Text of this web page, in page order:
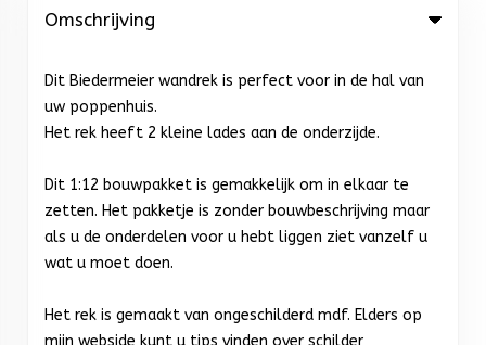
Omschrijving
Dit Biedermeier wandrek is perfect voor in de hal van
uw poppenhuis.
Het rek heeft 2 kleine lades aan de onderzijde.
Dit 1:12 bouwpakket is gemakkelijk om in elkaar te
zetten. Het pakketje is zonder bouwbeschrijving maar
als u de onderdelen voor u hebt liggen ziet vanzelf u
wat u moet doen.
Het rek is gemaakt van ongeschilderd mdf. Elders op